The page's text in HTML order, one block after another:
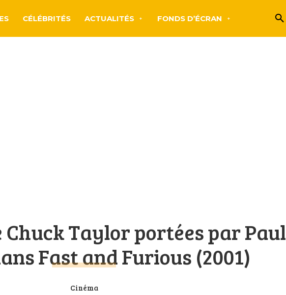
CÉLÉBRITÉS ACTUALITÉS FONDS D’ÉCRAN
Chuck Taylor portées par Paul
Fast and Furious (2001)
Cinéma